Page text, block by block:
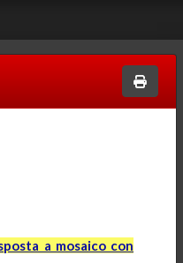
a mosaico con